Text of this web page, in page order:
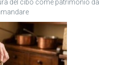
del cibo come patrimonio da